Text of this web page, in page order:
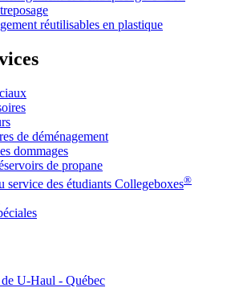
réutilisables en plastique
de déménagement
dommages
de propane
service des étudiants Collegeboxes®
U-Haul - Québec